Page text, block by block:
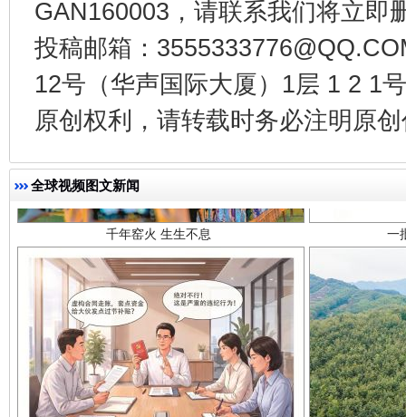
GAN160003，请联系我们将立即
投稿邮箱：
12号（华声国际大厦）1层 1 2 1
原创权利，请转载时务必注明原
全球视频图文新闻
千年窑火 生生不息 一
揭开“小金库”的免责幌子